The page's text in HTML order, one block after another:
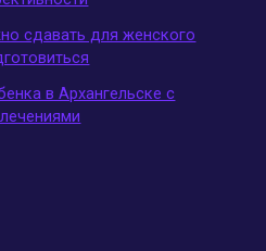
сдавать для женского
в Архангельске с